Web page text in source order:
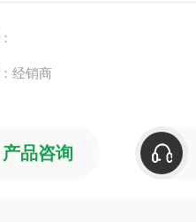
经销商
产品咨询